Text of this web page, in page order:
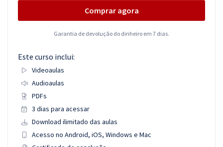
Comprar agora
Garantia de devolução do dinheiro em 7 dias.
Este curso inclui:
Videoaulas
Audioaulas
PDFs
3 dias para acessar
Download ilimitado das aulas
Acesso no Android, iOS, Windows e Mac